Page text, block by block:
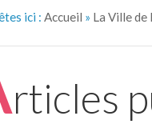
ici :Accueil » La Villede
rticles